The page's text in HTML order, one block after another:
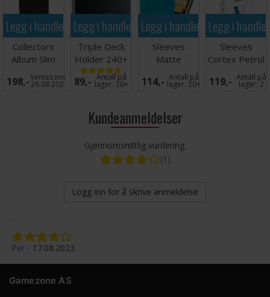
Legg i handlekurven
Collectors
Album Slim
Regular Svart
198,-Ventes inn
26.08.2026
Legg i handlekurven
Triple Deck
Holder 240+
Black
89,- Antall på
lager:20+
Legg i handlekurven
Sleeves
Matte
Turquoise
x100 66x91
114,- Antall på
lager:20+
Legg i
Sleeves
Cortex Petrol
MATTE x100
66x91
119,- Antall på
lager:2
Kundeanmeldelser
Gjennomsnittlig vurdering:
(1)
Logg inn for å skrive anmeldelse
Per 17.08.2023
Gamezone AS